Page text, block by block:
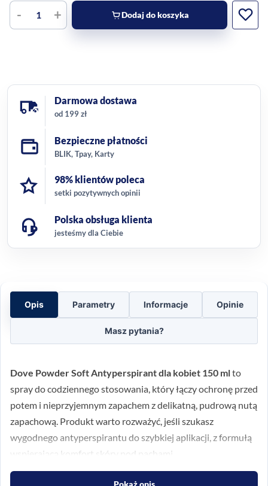
- + Dodaj do koszyka
Darmowa dostawa
od 199 zł
Bezpieczne płatności
BLIK, Tpay, Karty
98% klientów poleca
setki pozytywnych opinii
Polska obsługa klienta
jesteśmy dla Ciebie
Opis Parametry Informacje Opinie
Masz pytania?
Dove Powder Soft Antyperspirant dla kobiet 150 mlto
spray do codziennego stosowania, który łączy ochronę przed
potem i nieprzyjemnym zapachem z delikatną, pudrową nutą
zapachową. Produkt warto rozważyć, jeśli szukasz
wygodnego antyperspirantu do szybkiej aplikacji, z formułą
wspierającą komfort skóry pod pachami.
Ochrona i świeżość na co
Pokaż opis